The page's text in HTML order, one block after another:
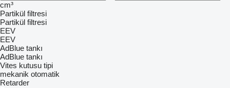
cm³
Partikül filtresi
Partikül filtresi
EEV
EEV
AdBlue tankı
AdBlue tankı
Vites kutusu tipi
mekanik otomatik
Retarder